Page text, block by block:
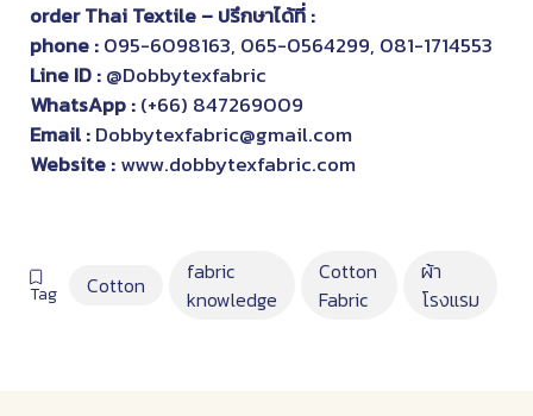
orderThai Textile– ปรึกษาได้ที่ :
phone :095-6098163, 065-0564299, 081-1714553
Line ID :@Dobbytexfabric
WhatsApp :(+66) 847269009
Email :Dobbytexfabric@gmail.com
Website :www.dobbytexfabric.com
Tag Cotton
fabric
knowledge
Cotton
Fabric
ผ้า
โรงแรม